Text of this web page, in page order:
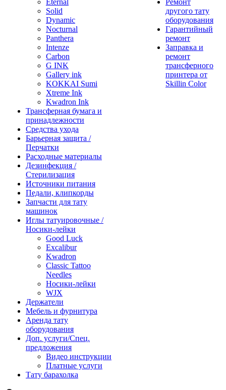
Eternal
Solid
Dynamic
Nocturnal
Panthera
Intenze
Carbon
G INK
Gallery ink
KOKKAI Sumi
Xtreme Ink
Kwadron Ink
Трансферная бумага и
принадлежности
Средства ухода
Барьерная защита /
Перчатки
Расходные материалы
Дезинфекция /
Стерилизация
Источники питания
Педали, клипкорды
Запчасти для тату
машинок
Иглы татуировочные /
Носики-лейки
Good Luck
Excalibur
Kwadron
Classic Tattoo
Needles
Носики-лейки
WJX
Держатели
Мебель и фурнитура
Аренда тату
оборудования
Доп. услуги/Спец.
предложения
Видео инструкции
Платные услуги
Тату барахолка
Ремонт
другого тату
оборудования
Гарантийный
ремонт
Заправка и
ремонт
трансферного
принтера от
Skillin Color